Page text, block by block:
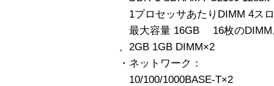
1プロセッサあたりDIMM 4ス
最大容量 16GB 16枚のDIMM
、2GB 1GB DIMM×2
・ネットワーク：
10/100/1000BASE-T×2